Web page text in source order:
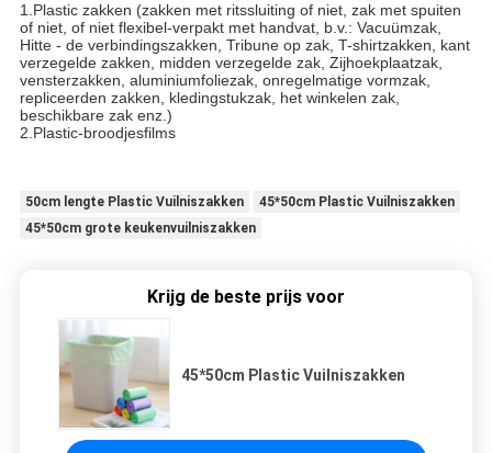
1.Plastic zakken (zakken met ritssluiting of niet, zak met spuiten
of niet, of niet flexibel-verpakt met handvat, b.v.: Vacuümzak,
Hitte - de verbindingszakken, Tribune op zak, T-shirtzakken, kant
verzegelde zakken, midden verzegelde zak, Zijhoekplaatzak,
vensterzakken, aluminiumfoliezak, onregelmatige vormzak,
repliceerden zakken, kledingstukzak, het winkelen zak,
beschikbare zak enz.)
2.Plastic-broodjesfilms
50cm lengte Plastic Vuilniszakken
45*50cm Plastic Vuilniszakken
45*50cm grote keukenvuilniszakken
Krijg de beste prijs voor
45*50cm Plastic Vuilniszakken